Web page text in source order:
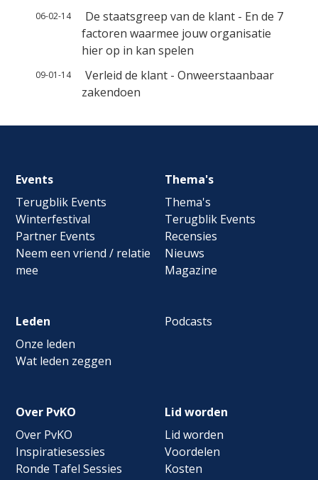
06-02-14
De staatsgreep van de klant - En de 7
factoren waarmee jouw organisatie
hier op in kan spelen
09-01-14
Verleid de klant - Onweerstaanbaar
zakendoen
Footer
navigation
Events
Terugblik Events
Winterfestival
Partner Events
Neem een vriend / relatie
mee
Thema's
Thema's
Terugblik Events
Recensies
Nieuws
Magazine
Leden
Onze leden
Wat leden zeggen
Podcasts
Over PvKO
Over PvKO
Inspiratiesessies
Ronde Tafel Sessies
Lid worden
Lid worden
Voordelen
Kosten